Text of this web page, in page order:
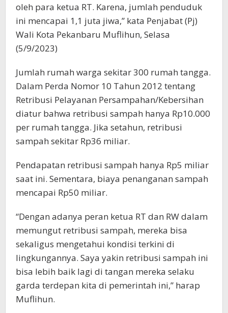
oleh para ketua RT. Karena, jumlah penduduk
ini mencapai 1,1 juta jiwa,” kata Penjabat (Pj)
Wali Kota Pekanbaru Muflihun, Selasa
(5/9/2023)
Jumlah rumah warga sekitar 300 rumah tangga.
Dalam Perda Nomor 10 Tahun 2012 tentang
Retribusi Pelayanan Persampahan/Kebersihan
diatur bahwa retribusi sampah hanya Rp10.000
per rumah tangga. Jika setahun, retribusi
sampah sekitar Rp36 miliar.
Pendapatan retribusi sampah hanya Rp5 miliar
saat ini. Sementara, biaya penanganan sampah
mencapai Rp50 miliar.
“Dengan adanya peran ketua RT dan RW dalam
memungut retribusi sampah, mereka bisa
sekaligus mengetahui kondisi terkini di
lingkungannya. Saya yakin retribusi sampah ini
bisa lebih baik lagi di tangan mereka selaku
garda terdepan kita di pemerintah ini,” harap
Muflihun.